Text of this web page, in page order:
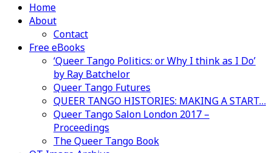
Home
About
Contact
Free eBooks
‘Queer Tango Politics: or Why I think as I Do’
by Ray Batchelor
Queer Tango Futures
QUEER TANGO HISTORIES: MAKING A START…
Queer Tango Salon London 2017 –
Proceedings
The Queer Tango Book